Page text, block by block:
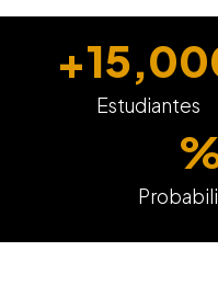
Estudiantes
+